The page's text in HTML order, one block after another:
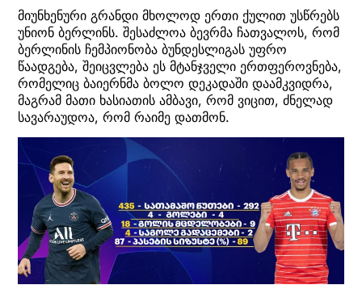
მიუნხენური გრანდი მხოლოდ ერთი ქულით უსწრებს
უნიონ ბერლინს. შესაძლოა ბევრმა ჩათვალოს, რომ
ბერლინის ჩემპიონობა ბუნდესლიგას უფრო
წაადგება, შეიცვლება ეს მტანჯველი ერთფეროვნება,
რომელიც ბაიერნმა ბოლო დეკადაში დაამკვიდრა,
მაგრამ მათი ხასიათის ამბავი, რომ ვიცით, ძნელად
სავარაუდოა, რომ რაიმე დათმონ.